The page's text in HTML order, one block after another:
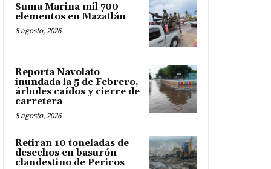
Suma Marina mil 700
elementos en Mazatlán
8 agosto, 2026
Reporta Navolato
inundada la 5 de Febrero,
árboles caídos y cierre de
carretera
8 agosto, 2026
Retiran 10 toneladas de
desechos en basurón
clandestino de Pericos